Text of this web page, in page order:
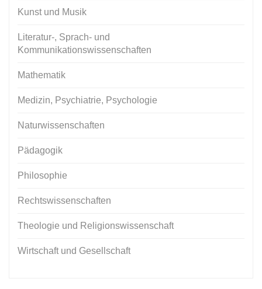
Kunst und Musik
Literatur-, Sprach- und
Kommunikationswissenschaften
Mathematik
Medizin, Psychiatrie, Psychologie
Naturwissenschaften
Pädagogik
Philosophie
Rechtswissenschaften
Theologie und Religionswissenschaft
Wirtschaft und Gesellschaft